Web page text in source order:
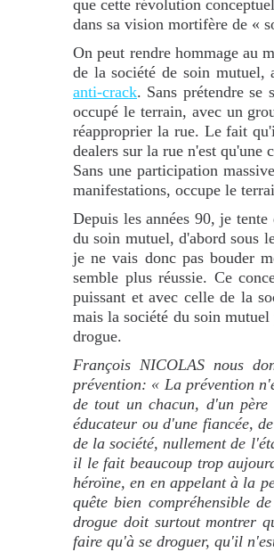
que cette révolution
dans sa vision mortifère de «
On peut rendre hommage au
de la société de soin
anti-crack. Sans prétendre
occupé le terrain, avec un
réapproprier la rue. Le fait
dealers sur la rue n'est qu'une
Sans une participation
manifestations, occupe le
Depuis les années 90, je
du soin mutuel, d'abord sous
je ne vais donc pas bouder
semble plus réussie. Ce
puissant et avec celle de la
mais la société du soin
drogue.
François NICOLAS nous
prévention: « La prévention
de tout un chacun, d'un
éducateur ou d'une fiancée,
de la société, nullement de
il le fait beaucoup trop
héroïne, en en appelant à la
quête bien compréhensible
drogue doit surtout montrer
faire qu'à se droguer, qu'il